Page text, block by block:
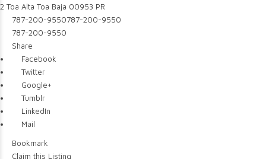
2 Toa Alta Toa Baja 00953 PR
787-200-9550787-200-9550
787-200-9550
Share
Facebook
Twitter
Google+
Tumblr
LinkedIn
Mail
Bookmark
Claim this Listing